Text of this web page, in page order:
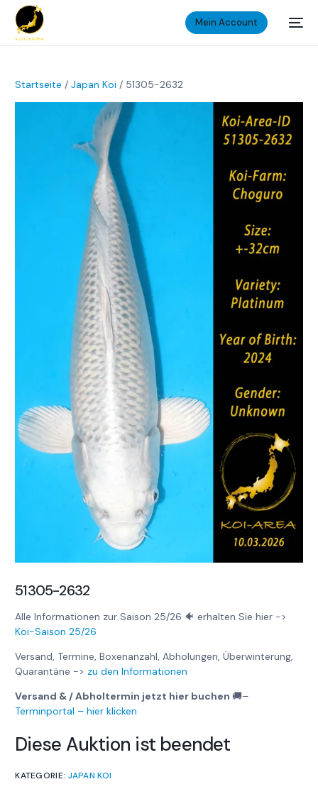
Mein Account
Startseite /Japan Koi / 51305-2632
51305-2632
Alle Informationen zur Saison 25/26 🐠 erhalten Sie hier ->
Koi-Saison 25/26
Versand, Termine, Boxenanzahl, Abholungen, Überwinterung,
Quarantäne -> zu den Informationen
Versand & / Abholtermin jetzt hier buchen 🚚–
Terminportal – hier klicken
Diese Auktion ist beendet
KATEGORIE: JAPAN KOI